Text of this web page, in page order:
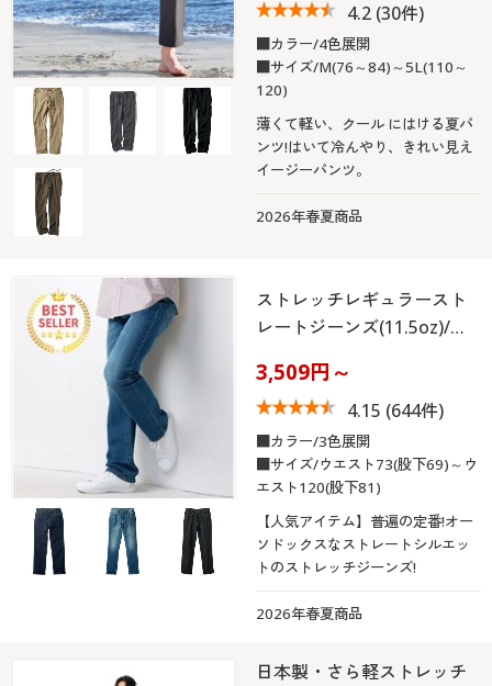
4.2(30件)
■カラー/4色展開
■サイズ/M(76～84)～5L(110～
120)
薄くて軽い、クール にはける夏パ
ンツ!はいて冷んやり、きれい見え
イージーパンツ。
2026年春夏商品
ストレッチレギュラースト
レートジーンズ(11.5oz)/…
3,509円～
4.15 (644件)
■カラー/3色展開
■サイズ/ウエスト73(股下69)～ウ
エスト120(股下81)
【人気アイテム】普遍の定番!オー
ソドックスなストレートシルエッ
トのストレッチジーンズ!
2026年春夏商品
日本製・さら軽ストレッチ